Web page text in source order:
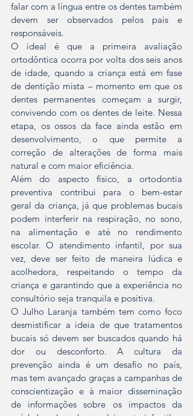
falar com a língua entre os dentes também
devem ser observados pelos pais e
responsáveis.
O ideal é que a primeira avaliação
ortodôntica ocorra por volta dos seis anos
de idade, quando a criança está em fase
de dentição mista – momento em que os
dentes permanentes começam a surgir,
convivendo com os dentes de leite. Nessa
etapa, os ossos da face ainda estão em
desenvolvimento, o que permite a
correção de alterações de forma mais
natural e com maior eficiência.
Além do aspecto físico, a ortodontia
preventiva contribui para o bem-estar
geral da criança, já que problemas bucais
podem interferir na respiração, no sono,
na alimentação e até no rendimento
escolar. O atendimento infantil, por sua
vez, deve ser feito de maneira lúdica e
acolhedora, respeitando o tempo da
criança e garantindo que a experiência no
consultório seja tranquila e positiva.
O Julho Laranja também tem como foco
desmistificar a ideia de que tratamentos
bucais só devem ser buscados quando há
dor ou desconforto. A cultura da
prevenção ainda é um desafio no país,
mas tem avançado graças a campanhas de
conscientização e à maior disseminação
de informações sobre os impactos da